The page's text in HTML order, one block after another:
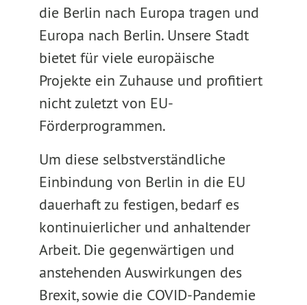
die Berlin nach Europa tragen und
Europa nach Berlin. Unsere Stadt
bietet für viele europäische
Projekte ein Zuhause und profitiert
nicht zuletzt von EU-
Förderprogrammen.
Um diese selbstverständliche
Einbindung von Berlin in die EU
dauerhaft zu festigen, bedarf es
kontinuierlicher und anhaltender
Arbeit. Die gegenwärtigen und
anstehenden Auswirkungen des
Brexit, sowie die COVID-Pandemie